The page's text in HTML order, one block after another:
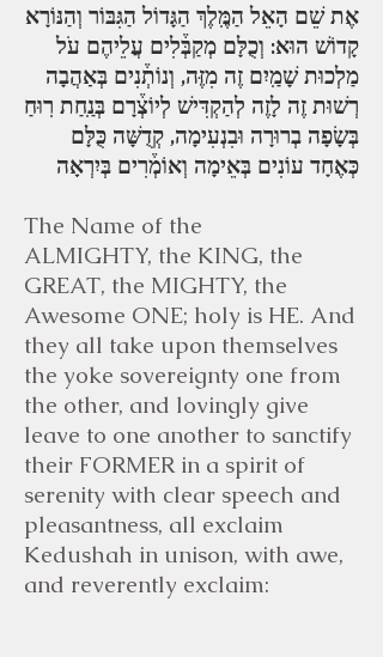
אֶת שֵׁם הָאֵל הַמֶּֽלֶךְ הַגָּדוֹל הַגִּבּוֹר וְהַנּוֹרָא
קָדוֹשׁ הוּא: וְכֻלָּם מְקַבְּ֒לִים עֲלֵיהֶם עֹל
מַלְכוּת שָׁמַֽיִם זֶה מִזֶּה, וְנוֹתְ֒נִים בְּאַהֲבָה
רְשׁוּת זֶה לָזֶה לְהַקְדִּישׁ לְיוֹצְ֒רָם בְּנַֽחַת רֽוּחַ
בְּשָׂפָה בְרוּרָה וּבִנְעִימָה, קְדֻשָּׁה כֻּלָּם
כְּאֶחָד עוֹנִים בְּאֵימָה וְאוֹמְ֒רִים בְּיִרְאָה
The Name of the
ALMIGHTY, the KING, the
GREAT, the MIGHTY, the
Awesome ONE; holy is HE. And
they all take upon themselves
the yoke sovereignty one from
the other, and lovingly give
leave to one another to sanctify
their FORMER in a spirit of
serenity with clear speech and
pleasantness, all exclaim
Kedushah in unison, with awe,
and reverently exclaim: